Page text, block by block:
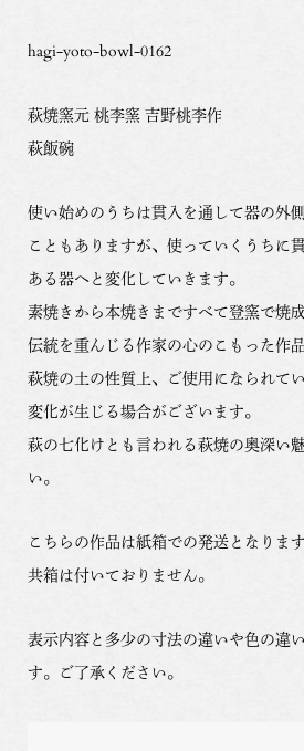
hagi-yoto-bowl-0162
萩焼窯元 桃李窯 吉野桃李作
萩飯碗
使い始めのうちは貫入を通して器の外
こともありますが、使っていくうちに
ある器へと変化していきます。
素焼きから本焼きまですべて登窯で焼
伝統を重んじる作家の心のこもった作
萩焼の土の性質上、ご使用になられて
変化が生じる場合がございます。
萩の七化けとも言われる萩焼の奥深い
い。
こちらの作品は紙箱での発送となります
共箱は付いておりません。
表示内容と多少の寸法の違いや色の違
す。ご了承ください。